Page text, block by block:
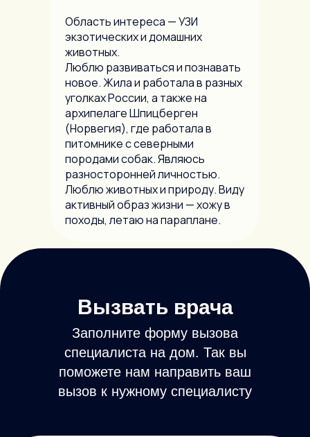
Область интереса — УЗИ
экзотических и домашних
животных.
Люблю развиваться и познавать
новое. Жила и работала в разных
уголках России, а также на
архипелаге Шпицберген
(Норвегия), где работала в
питомнике с северными
породами собак. Являюсь
разносторонней личностью.
Люблю животных и природу. Виду
активный образ жизни — хожу в
походы, летаю на параплане.
Вызвать врача
Заполните форму вызова
специалиста на дом. Так вы
поможете нам направить ваш
вызов к нужному специалисту